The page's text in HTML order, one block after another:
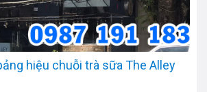
hiệu chuỗi trà sữa The Alley